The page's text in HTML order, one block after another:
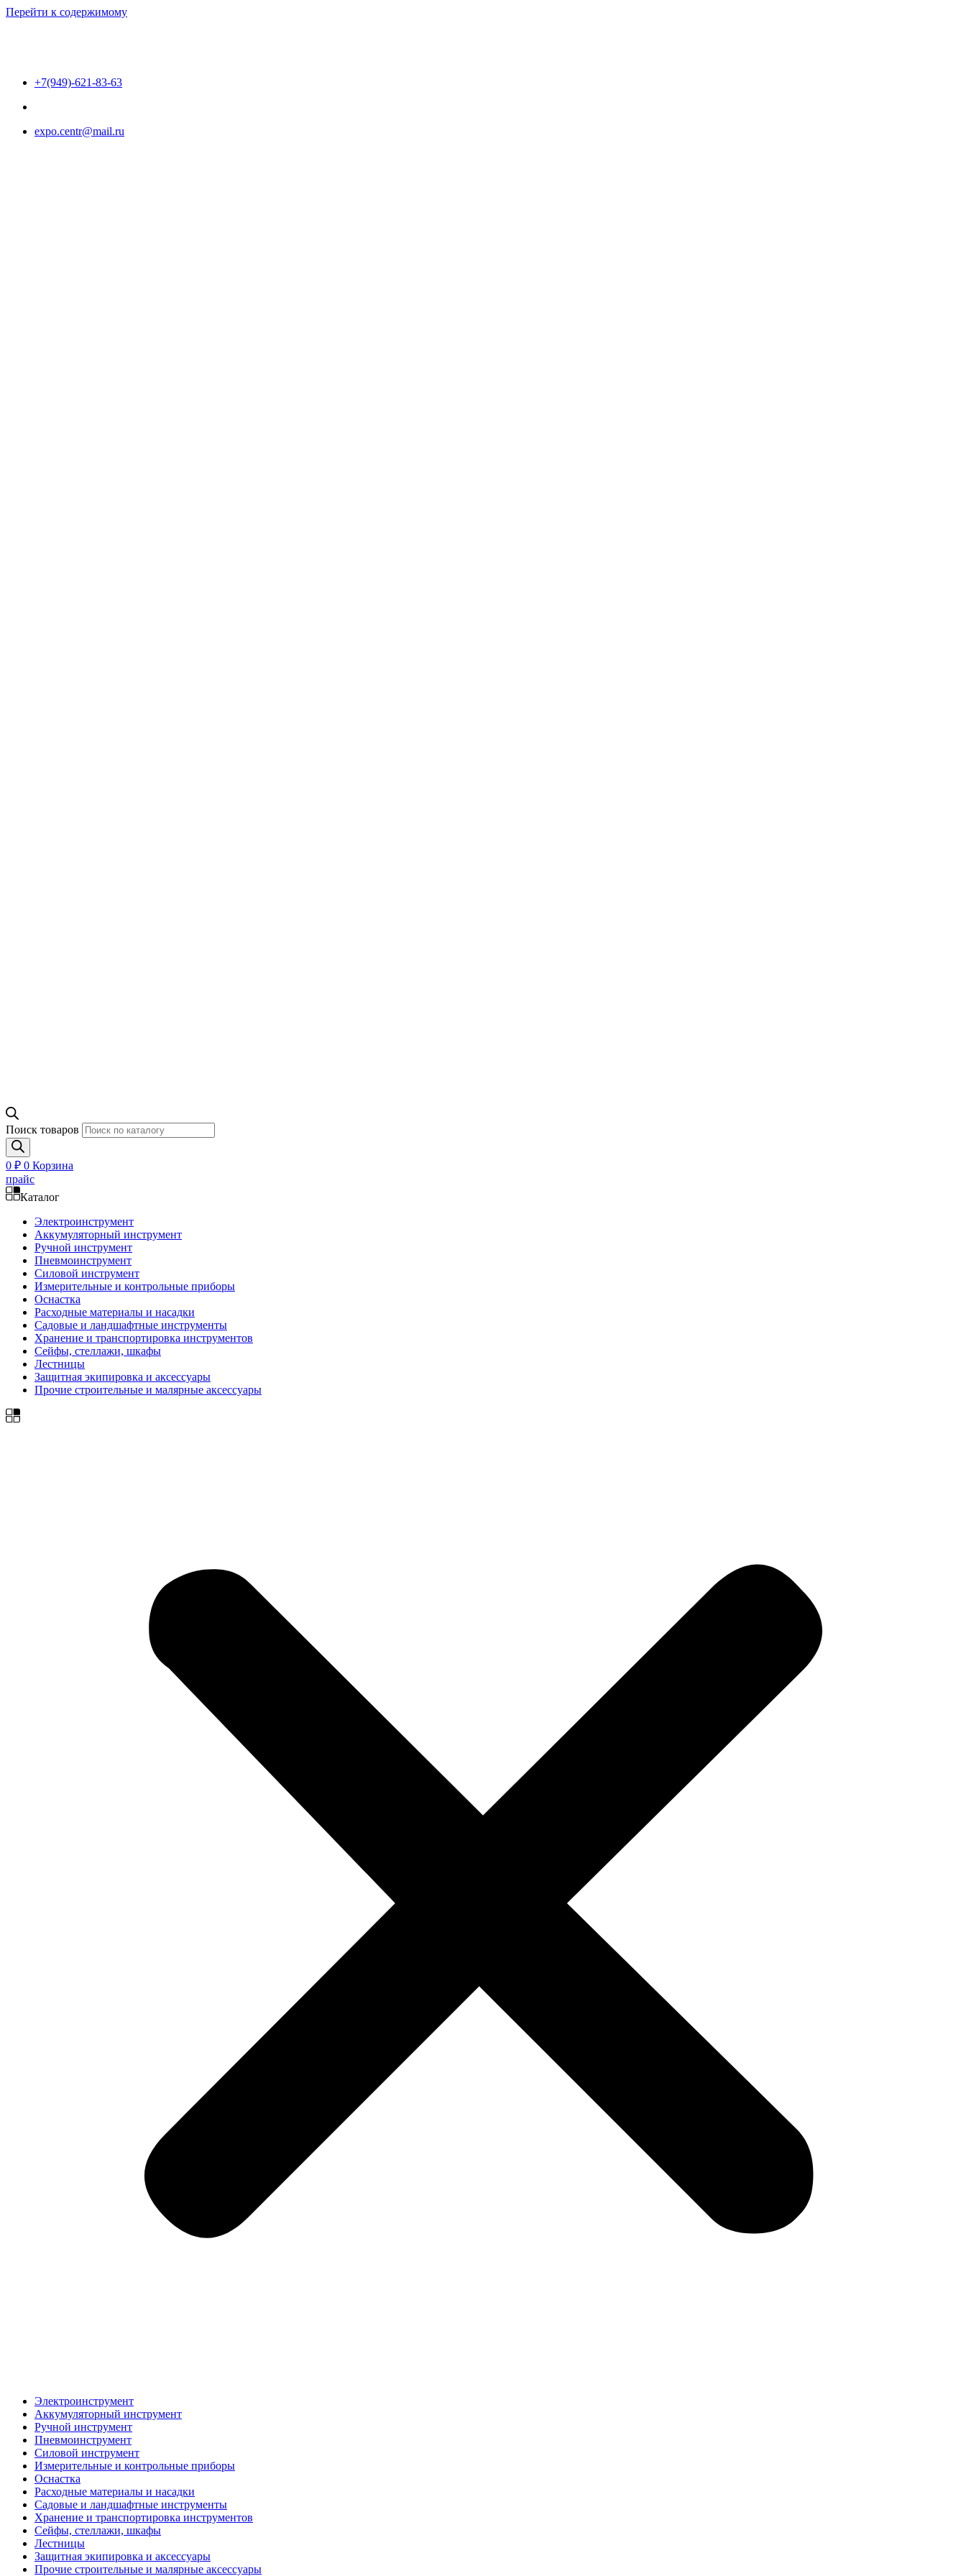
Перейти к содержимому
+7(949)-621-83-63
expo.centr@mail.ru
Поиск товаров
0 ₽ 0 Корзина
прайс
Каталог
Электроинструмент
Аккумуляторный инструмент
Ручной инструмент
Пневмоинструмент
Силовой инструмент
Измерительные и контрольные приборы
Оснастка
Расходные материалы и насадки
Садовые и ландшафтные инструменты
Хранение и транспортировка инструментов
Сейфы, стеллажи, шкафы
Лестницы
Защитная экипировка и аксессуары
Прочие строительные и малярные аксессуары
Электроинструмент
Аккумуляторный инструмент
Ручной инструмент
Пневмоинструмент
Силовой инструмент
Измерительные и контрольные приборы
Оснастка
Расходные материалы и насадки
Садовые и ландшафтные инструменты
Хранение и транспортировка инструментов
Сейфы, стеллажи, шкафы
Лестницы
Защитная экипировка и аксессуары
Прочие строительные и малярные аксессуары